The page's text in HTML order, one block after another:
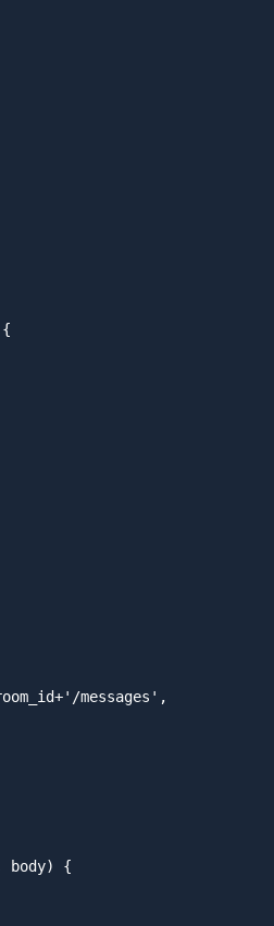
messages',
body) {